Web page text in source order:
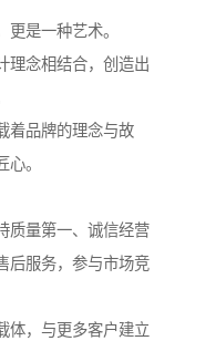
是一种艺术。
理念相结合，创造出
着品牌的理念与故
。
质量第一、诚信经营
后服务，参与市场竞
体，与更多客户建立